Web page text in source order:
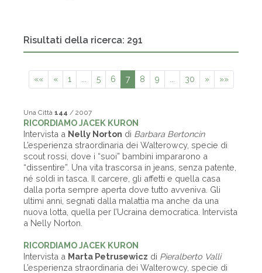
Risultati della ricerca: 291
«« « 1 5 6 7 8 9 30 » »»
Una Città 144 / 2007
RICORDIAMO JACEK KURON
Intervista a Nelly Norton di Barbara Bertoncin
L’esperienza straordinaria dei Walterowcy, specie di
scout rossi, dove i “suoi” bambini impararono a
“dissentire”. Una vita trascorsa in jeans, senza patente,
né soldi in tasca. Il carcere, gli affetti e quella casa
dalla porta sempre aperta dove tutto avveniva. Gli
ultimi anni, segnati dalla malattia ma anche da una
nuova lotta, quella per l’Ucraina democratica. Intervista
a Nelly Norton.
RICORDIAMO JACEK KURON
Intervista a Marta Petrusewicz di Pieralberto Valli
L’esperienza straordinaria dei Walterowcy, specie di